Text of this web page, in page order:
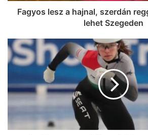
Fagyos lesz a hajnal, szerdán
lehet Szegeden